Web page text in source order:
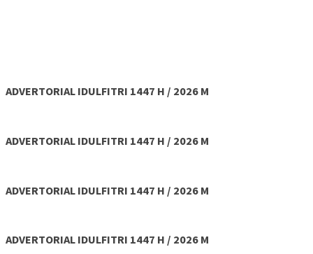
ADVERTORIAL IDULFITRI 1447 H / 2026 M
ADVERTORIAL IDULFITRI 1447 H / 2026 M
ADVERTORIAL IDULFITRI 1447 H / 2026 M
ADVERTORIAL IDULFITRI 1447 H / 2026 M